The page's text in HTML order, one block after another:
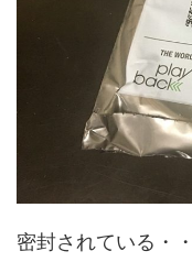
密封されている・